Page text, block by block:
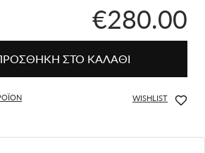
€280.00
ΣΤΟ ΚΑΛΑΘΙ
WISHLIST